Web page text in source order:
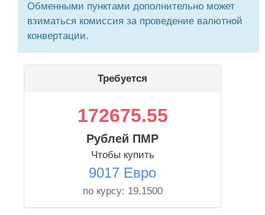
Обменными пунктами дополнительно может
взиматься комиссия за проведение валютной
конвертации.
Требуется
172675.55
Рублей ПМР
Чтобы купить
9017 Евро
по курсу: 19.1500